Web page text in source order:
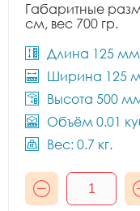
Габаритные
см, вес 700 гр.
Длина 125
Ширина 125
Высота 500
Объём 0.01
Вес: 0.7 кг.